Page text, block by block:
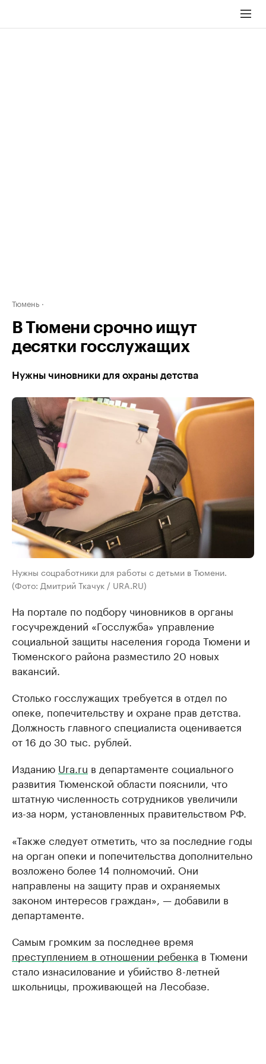
Тюмень
В Тюмени срочно ищут
десятки госслужащих
Нужны чиновники для охраны детства
Нужны соцработники для работы с детьми в Тюмени.
(Фото: Дмитрий Ткачук / URA.RU)
На портале по подбору чиновников в органы
госучреждений «Госслужба» управление
социальной защиты населения города Тюмени и
Тюменского района разместило 20 новых
вакансий.
Столько госслужащих требуется в отдел по
опеке, попечительству и охране прав детства.
Должность главного специалиста оценивается
от 16 до 30 тыс. рублей.
Изданию Ura.ru в департаменте социального
развития Тюменской области пояснили, что
штатную численность сотрудников увеличили
из-за норм, установленных правительством РФ.
«Также следует отметить, что за последние годы
на орган опеки и попечительства дополнительно
возложено более 14 полномочий. Они
направлены на защиту прав и охраняемых
законом интересов граждан», — добавили в
департаменте.
Самым громким за последнее время
преступлением в отношении ребенка в Тюмени
стало изнасилование и убийство 8-летней
школьницы, проживающей на Лесобазе.